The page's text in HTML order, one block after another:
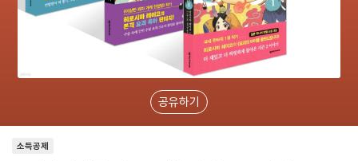
공유하기
소득공제